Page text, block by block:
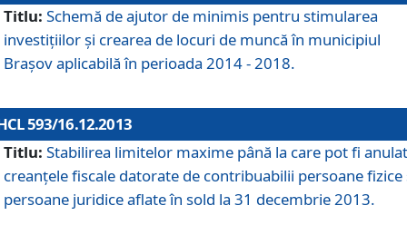
Titlu: Schemă de ajutor de minimis pentru stimularea
investiţiilor şi crearea de locuri de muncă în municipiul
Braşov aplicabilă în perioada 2014 - 2018.
593/16.12.2013
Titlu: Stabilirea limitelor maxime până la care pot fi
creanţele fiscale datorate de contribuabilii persoane fizice
persoane juridice aflate în sold la 31 decembrie 2013.